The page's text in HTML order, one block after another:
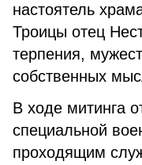
настоятель
Троицы отец
терпения,
собственных
В ходе митинга
специальной
проходящим